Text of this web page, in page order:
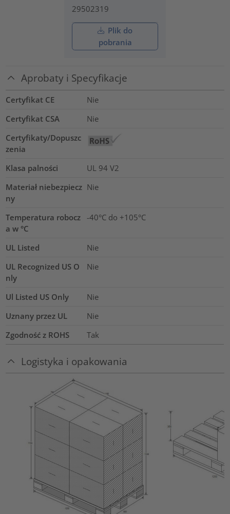
29502319
Plik do
pobrania
Aprobaty i Specyfikacje
Certyfikat CE
Nie
Certyfikat CSA
Nie
Certyfikaty/Dopuszc
zenia
Klasa palności
UL 94 V2
Materiał niebezpiecz
ny
Nie
Temperatura robocz
a w °C
-40°C do +105°C
UL Listed
Nie
UL Recognized US O
nly
Nie
Ul Listed US Only
Nie
Uznany przez UL
Nie
Zgodność z ROHS
Tak
Logistyka i opakowania